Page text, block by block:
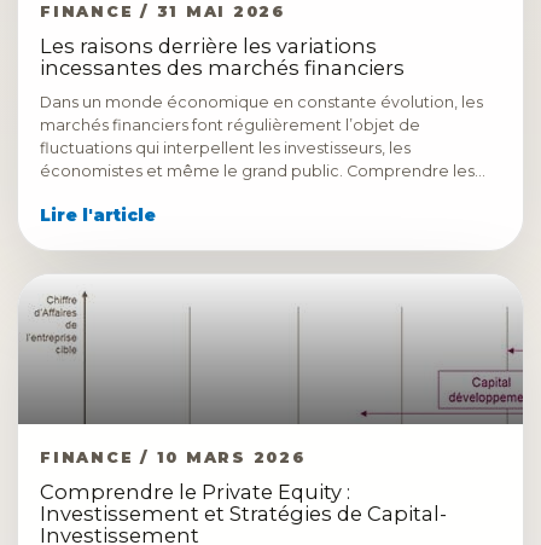
FINANCE / 31 MAI 2026
Les raisons derrière les variations
incessantes des marchés financiers
Dans un monde économique en constante évolution, les
marchés financiers font régulièrement l’objet de
fluctuations qui interpellent les investisseurs, les
économistes et même le grand public. Comprendre les…
Lire l'article
FINANCE / 10 MARS 2026
Comprendre le Private Equity :
Investissement et Stratégies de Capital-
Investissement